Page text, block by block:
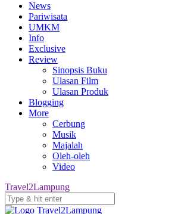
News
Pariwisata
UMKM
Info
Exclusive
Review
Sinopsis Buku
Ulasan Film
Ulasan Produk
Blogging
More
Cerbung
Musik
Majalah
Oleh-oleh
Video
Travel2Lampung